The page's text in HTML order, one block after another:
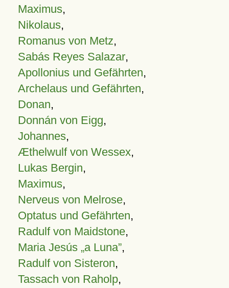
Maximus,
Nikolaus,
Romanus von Metz,
Sabás Reyes Salazar,
Apollonius und Gefährten,
Archelaus und Gefährten,
Donan,
Donnán von Eigg,
Johannes,
Æthelwulf von Wessex,
Lukas Bergin,
Maximus,
Nerveus von Melrose,
Optatus und Gefährten,
Radulf von Maidstone,
Maria Jesús „a Luna”,
Radulf von Sisteron,
Tassach von Raholp,